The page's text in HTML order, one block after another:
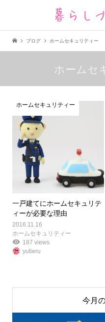
ブログ ホームセキュリティー
ホームセ
ホームセキュリティー
一戸建てにホームセキュリテ
ィーが必要な理由
2016.11.16
ホームセキュリティー
187 views
yutieru
今月